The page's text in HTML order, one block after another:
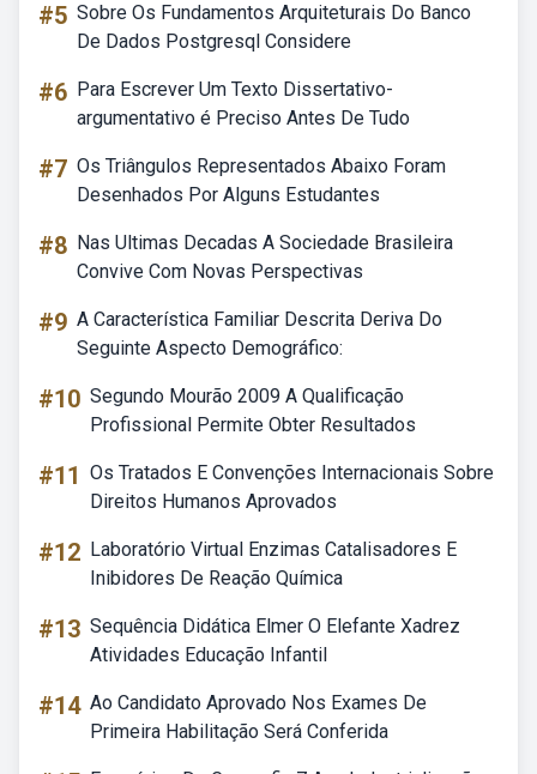
#5 Sobre Os Fundamentos Arquiteturais Do Banco
De Dados Postgresql Considere
#6 Para Escrever Um Texto Dissertativo-
argumentativo é Preciso Antes De Tudo
#7 Os Triângulos Representados Abaixo Foram
Desenhados Por Alguns Estudantes
#8 Nas Ultimas Decadas A Sociedade Brasileira
Convive Com Novas Perspectivas
#9 A Característica Familiar Descrita Deriva Do
Seguinte Aspecto Demográfico:
#10 Segundo Mourão 2009 A Qualificação
Profissional Permite Obter Resultados
#11 Os Tratados E Convenções Internacionais Sobre
Direitos Humanos Aprovados
#12 Laboratório Virtual Enzimas Catalisadores E
Inibidores De Reação Química
#13 Sequência Didática Elmer O Elefante Xadrez
Atividades Educação Infantil
#14 Ao Candidato Aprovado Nos Exames De
Primeira Habilitação Será Conferida